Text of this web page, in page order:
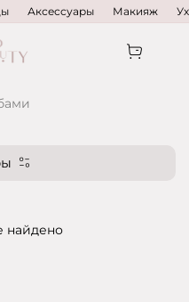
Аксессуары Макияж
найдено